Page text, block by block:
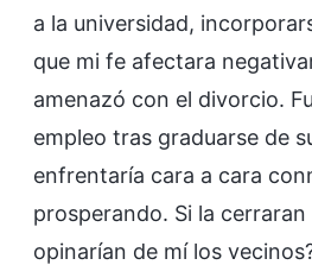
a la universidad,
que mi fe afectara
amenazó con el divorcio.
empleo tras graduarse de
enfrentaría cara a cara
prosperando. Si la
opinarían de mí los